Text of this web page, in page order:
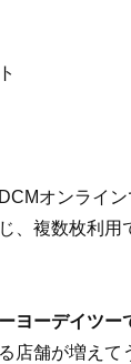
オンライン
、複数枚利用
ヨーデイツー
店舗が増えて